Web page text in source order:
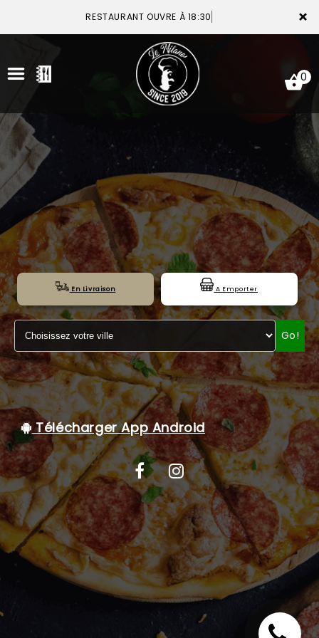
×
RESTAURANT OUVRE À 18:30
ACCUEIL
LA CARTE
VOTRE COMPTE
NOTRE RESTAURANT
VOS AVIS
MENTIONS LÉGALES
C.G.V
0
En Livraison A Emporter
Go!
Télécharger App Android